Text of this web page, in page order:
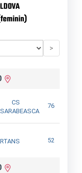
>
CS
76
52